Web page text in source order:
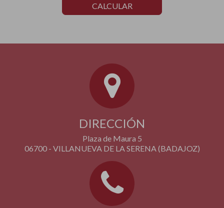
CALCULAR
DIRECCIÓN
Plaza de Maura 5
06700 - VILLANUEVA DE LA SERENA (BADAJOZ)